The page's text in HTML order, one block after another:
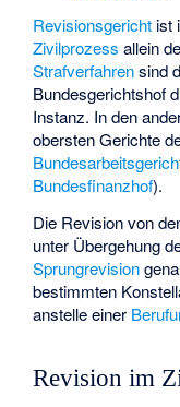
Revisionsgericht ist
Zivilprozess allein
Strafverfahrensind
Bundesgerichtshof
Instanz. In den
obersten Gerichte
Bundesfinanzhof).
Die Revision von
unter Übergehung
Sprungrevision
bestimmten
anstelle einer
Revision im